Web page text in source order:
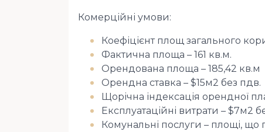
Комерційні умови:
Коефіцієнт площ загального
Фактична площа – 161 кв.м.
Орендована площа – 185,42 кв.м
Орендна ставка – $15м2 без пдв.
Щорічна індексація орендної
Експлуатаційні витрати – $7м2
Комунальні послуги – площі, що